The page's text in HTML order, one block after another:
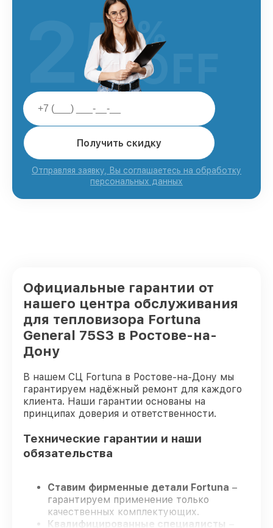
Получить скидку
Отправляя заявку, Вы соглашаетесь на обработку
персональных данных
25%
OFF
Официальные гарантии от
нашего центра обслуживания
для тепловизора Fortuna
General 75S3 в Ростове-на-
Дону
В нашем СЦ Fortuna в Ростове-на-Дону мы
гарантируем надёжный ремонт для каждого
клиента. Наши гарантии основаны на
принципах доверия и ответственности.
Технические гарантии и наши
обязательства
Ставим фирменные детали Fortuna –
гарантируем применение только
качественных комплектующих.
Квалифицированные специалисты